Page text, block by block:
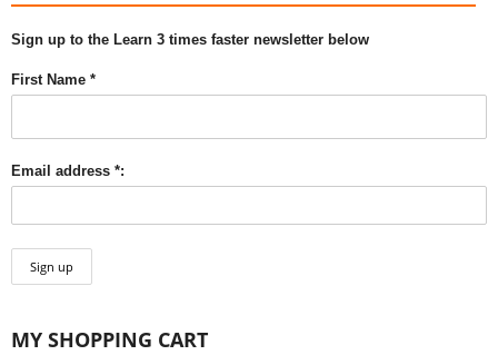
Sign up to the Learn 3 times faster newsletter below
First Name *
Email address *:
MY SHOPPING CART